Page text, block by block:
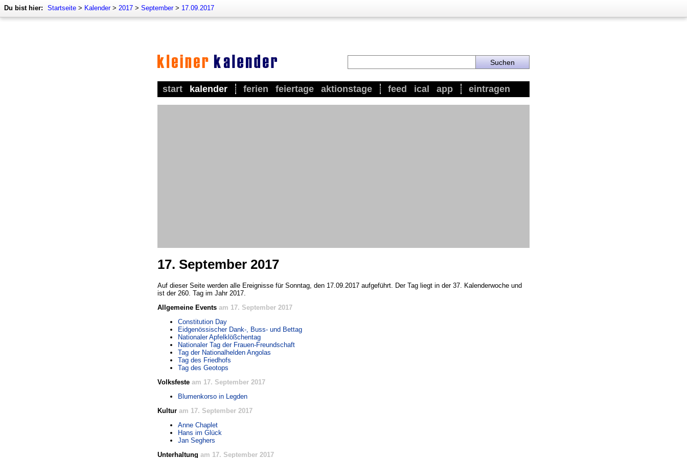
Du bist hier: Startseite > Kalender> 2017 > September> 17.09.2017
start kalender ferien feiertage aktionstage feed ical app eintragen
17. September 2017
Auf dieser Seite werden alle Ereignisse für Sonntag, den 17.09.2017 aufgeführt. Der Tag liegt in der 37. Kalenderwoche und
ist der 260. Tag im Jahr 2017.
Allgemeine Events am 17. September 2017
Constitution Day
Eidgenössischer Dank-, Buss- und Bettag
Nationaler Apfelklößchentag
Nationaler Tag der Frauen-Freundschaft
Tag der Nationalhelden Angolas
Tag des Friedhofs
Tag des Geotops
Volksfeste am 17. September 2017
Blumenkorso in Legden
Kultur am 17. September 2017
Anne Chaplet
Hans im Glück
Jan Seghers
Unterhaltung am 17. September 2017